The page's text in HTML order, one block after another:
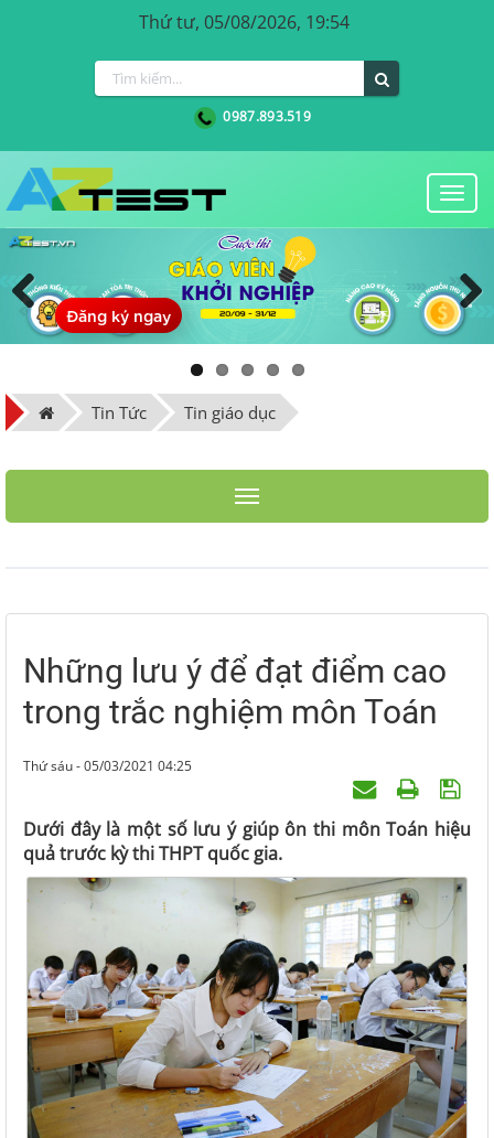
Thứ tư, 05/08/2026, 19:54
0987.893.519
Đăng ký ngay
Previous Next
Tin Tức Tin giáo dục
Toggle navigation
Những lưu ý để đạt điểm cao
trong trắc nghiệm môn Toán
Thứ sáu - 05/03/2021 04:25
Dưới đây là một số lưu ý giúp ôn thi môn Toán hiệu
quả trước kỳ thi THPT quốc gia.